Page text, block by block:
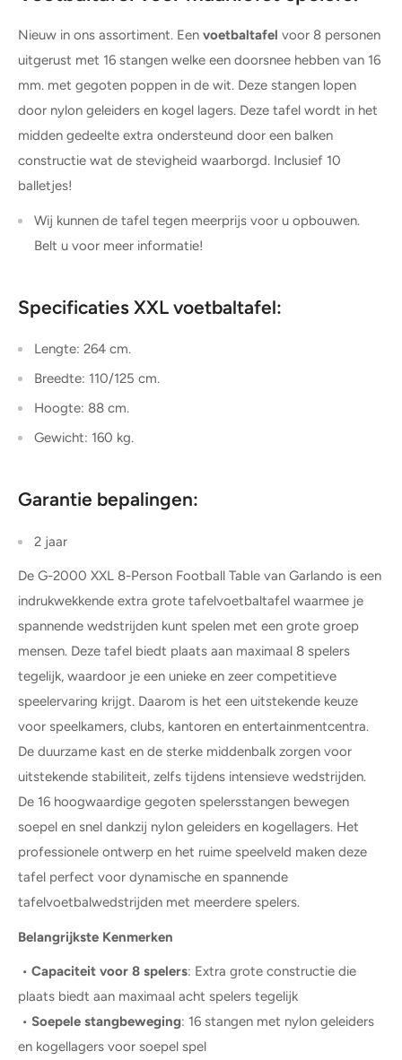
Nieuw in ons assortiment. Een voetbaltafel voor 8 personen
uitgerust met 16 stangen welke een doorsnee hebben van 16
mm. met gegoten poppen in de wit. Deze stangen lopen
door nylon geleiders en kogel lagers. Deze tafel wordt in het
midden gedeelte extra ondersteund door een balken
constructie wat de stevigheid waarborgd. Inclusief 10
balletjes!
Wij kunnen de tafel tegen meerprijs voor u opbouwen.
Belt u voor meer informatie!
Specificaties XXL voetbaltafel:
Lengte: 264 cm.
Breedte: 110/125 cm.
Hoogte: 88 cm.
Gewicht: 160 kg.
Garantie bepalingen:
2 jaar
De G-2000 XXL 8-Person Football Table van Garlando is een
indrukwekkende extra grote tafelvoetbaltafel waarmee je
spannende wedstrijden kunt spelen met een grote groep
mensen. Deze tafel biedt plaats aan maximaal 8 spelers
tegelijk, waardoor je een unieke en zeer competitieve
speelervaring krijgt. Daarom is het een uitstekende keuze
voor speelkamers, clubs, kantoren en entertainmentcentra.
De duurzame kast en de sterke middenbalk zorgen voor
uitstekende stabiliteit, zelfs tijdens intensieve wedstrijden.
De 16 hoogwaardige gegoten spelersstangen bewegen
soepel en snel dankzij nylon geleiders en kogellagers. Het
professionele ontwerp en het ruime speelveld maken deze
tafel perfect voor dynamische en spannende
tafelvoetbalwedstrijden met meerdere spelers.
Belangrijkste Kenmerken
• Capaciteit voor 8 spelers: Extra grote constructie die
plaats biedt aan maximaal acht spelers tegelijk
• Soepele stangbeweging: 16 stangen met nylon geleiders
en kogellagers voor soepel spel